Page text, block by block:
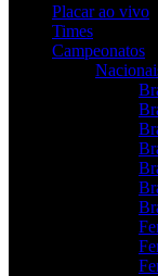
Placar ao vivo
Times
Campeonatos